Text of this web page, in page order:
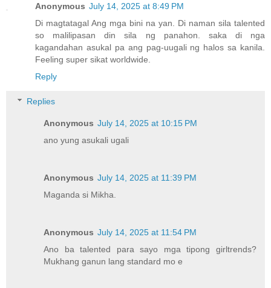
Anonymous July 14, 2025 at 8:49 PM
Di magtatagal Ang mga bini na yan. Di naman sila talented
so malilipasan din sila ng panahon. saka di nga
kagandahan asukal pa ang pag-uugali ng halos sa kanila.
Feeling super sikat worldwide.
Reply
Replies
Anonymous July 14, 2025 at 10:15 PM
ano yung asukali ugali
Anonymous July 14, 2025 at 11:39 PM
Maganda si Mikha.
Anonymous July 14, 2025 at 11:54 PM
Ano ba talented para sayo mga tipong girltrends?
Mukhang ganun lang standard mo e